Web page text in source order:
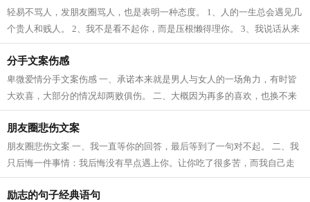
轻易不骂人，发朋友圈骂人，也是表明一种态度。 1、人的一生总会遇见几
个贵人和贱人。 2、我不是看不起你，而是压根懒得理你。 3、我说话从来
不指名道姓的骂你，你理亏你就对号...
分手文案伤感
卑微爱情分手文案伤感 一、承诺本来就是男人与女人的一场角力，有时皆
大欢喜，大部分的情况却两败俱伤。 二、大概因为再多的喜欢，也换不来
未来。分开以后，未来有一万种可能...
朋友圈悲伤文案
朋友圈悲伤文案 一、我一直等你的回答，最后等到了一句对不起。 二、我
只后悔一件事情：我后悔没有早点遇上你。让你吃了很多苦，而我自己走
了许多冤枉路。 三、你被我烙印在心...
励志的句子经典语句